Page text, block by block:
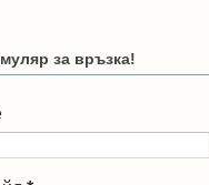
за връзка!